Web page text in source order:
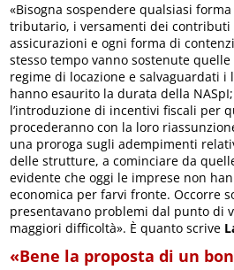
«Bisogna sospendere qualsiasi
tributario, i versamenti dei contributi
assicurazioni e ogni forma di
stesso tempo vanno sostenute
regime di locazione e salvaguardati i
hanno esaurito la durata della
l’introduzione di incentivi fiscali per
procederanno con la loro
una proroga sugli adempimenti
delle strutture, a cominciare da
evidente che oggi le imprese non
economica per farvi fronte. Occorre
presentavano problemi dal punto di
maggiori difficoltà». È quanto scrive
«Bene la proposta di un